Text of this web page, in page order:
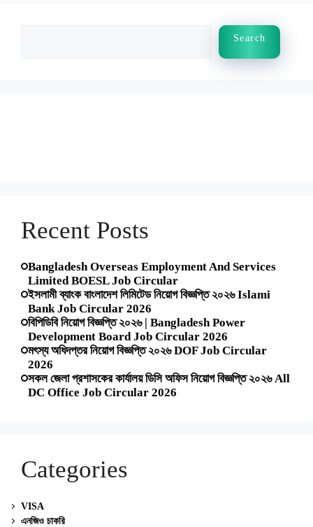
Search
Recent Posts
Bangladesh Overseas Employment And Services
Limited BOESL Job Circular
ইসলামী ব্যাংক বাংলাদেশ লিমিটেড নিয়োগ বিজ্ঞপ্তি ২০২৬ Islami
Bank Job Circular 2026
বিপিডিবি নিয়োগ বিজ্ঞপ্তি ২০২৬ | Bangladesh Power
Development Board Job Circular 2026
মৎস্য অধিদপ্তর নিয়োগ বিজ্ঞপ্তি ২০২৬ DOF Job Circular
2026
সকল জেলা প্রশাসকের কার্যালয় ডিসি অফিস নিয়োগ বিজ্ঞপ্তি ২০২৬ All
DC Office Job Circular 2026
Categories
VISA
এনজিও চাকরি